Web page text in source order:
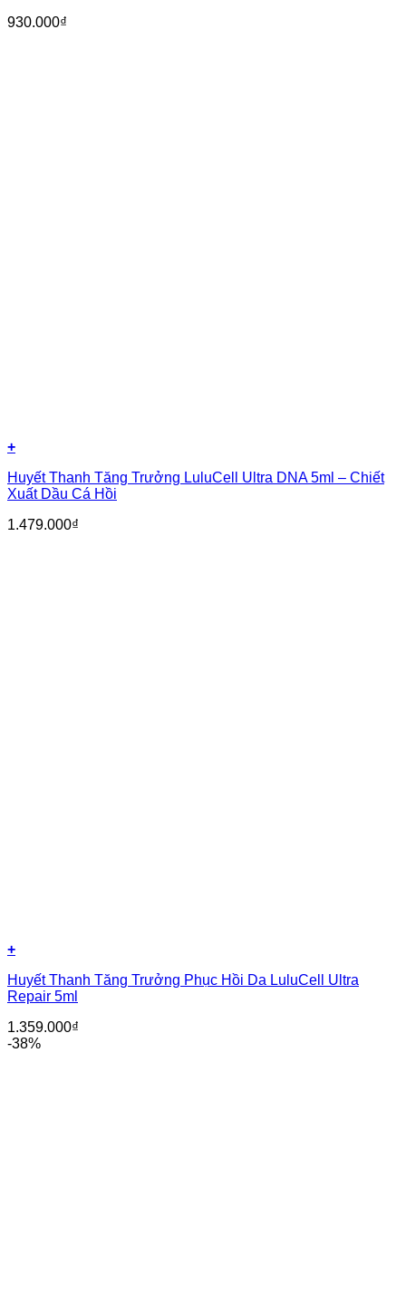
930.000₫
+
Huyết Thanh Tăng Trưởng LuluCell Ultra DNA 5ml – Chiết
Xuất Dầu Cá Hồi
1.479.000₫
+
Huyết Thanh Tăng Trưởng Phục Hồi Da LuluCell Ultra
Repair 5ml
1.359.000₫
-38%